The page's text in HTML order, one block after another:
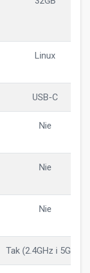
Linux
USB-C
Nie
Nie
Nie
Tak (2.4GHz i 5GHz)